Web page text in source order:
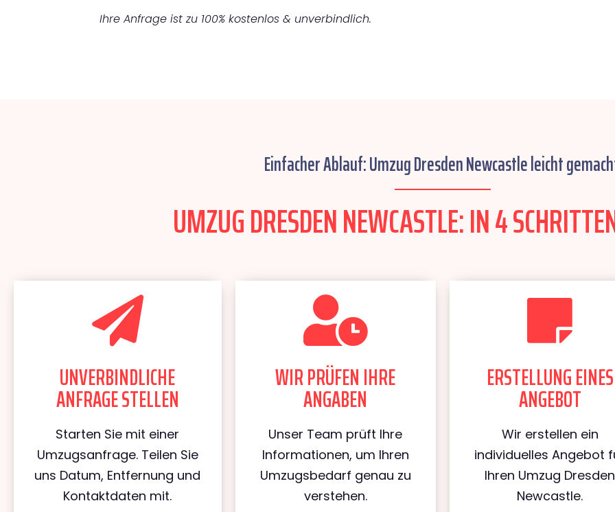
Ihre Anfrage ist zu 100% kostenlos & unverbindlich.
Einfacher Ablauf: Umzug Dresden Newcastle leicht
UMZUG DRESDEN NEWCASTLE: IN 4
UNVERBINDLICHE
ANFRAGE STELLEN
Starten Sie mit einer
Umzugsanfrage. Teilen Sie
uns Datum, Entfernung und
Kontaktdaten mit.
WIR PRÜFEN IHRE
ANGABEN
Unser Team prüft Ihre
Informationen, um Ihren
Umzugsbedarf genau zu
verstehen.
ERSTELLUNG EINES
ANGEBOT
Wir erstellen ein
individuelles Angebot
Ihren Umzug Dresden
Newcastle.